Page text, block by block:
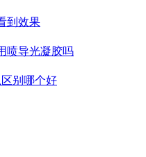
到效果
喷导光凝胶吗
别哪个好